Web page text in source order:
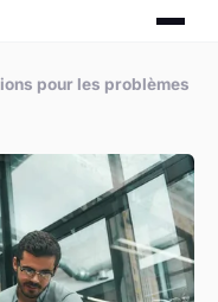
pour les problèmes